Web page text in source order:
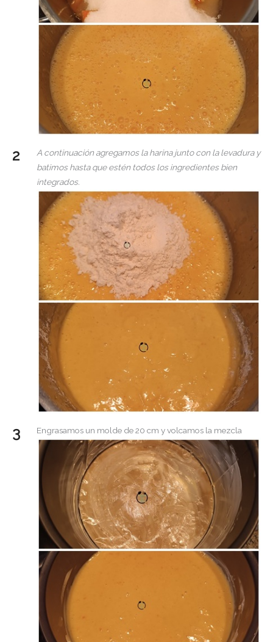
A continuación agregamos la harina junto con la levadura y
batimos hasta que estén todos los ingredientes bien
integrados.
Engrasamos un molde de 20 cm y volcamos la mezcla